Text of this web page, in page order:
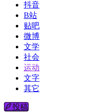
抖音
B站
贴吧
微博
文学
社会
运动
文字
其它
投稿